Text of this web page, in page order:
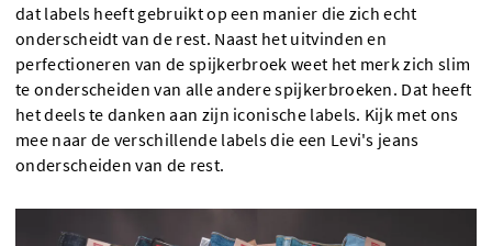
dat labels heeft gebruikt op een manier die zich echt
onderscheidt van de rest. Naast het uitvinden en
perfectioneren van de spijkerbroek weet het merk zich slim
te onderscheiden van alle andere spijkerbroeken. Dat heeft
het deels te danken aan zijn iconische labels. Kijk met ons
mee naar de verschillende labels die een Levi's jeans
onderscheiden van de rest.